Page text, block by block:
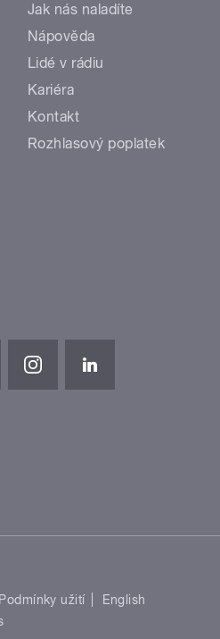
Jak nás naladíte
Nápověda
Lidé v rádiu
Kariéra
Kontakt
Rozhlasový poplatek
Podmínky užití
English